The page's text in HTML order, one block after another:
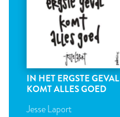
IN HET ERGSTE GEVAL
KOMT ALLES GOED
Jesse Laport